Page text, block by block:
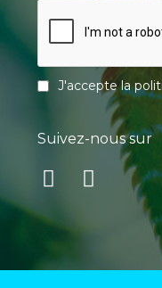
J'accepte la
Suivez-nous sur